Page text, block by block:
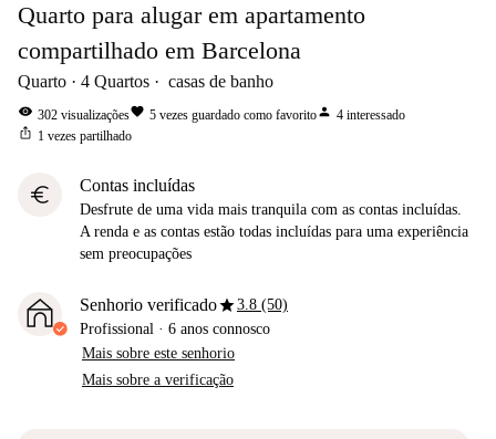
Quarto para alugar em apartamento
compartilhado em Barcelona
Quarto 4 Quartos casas de banho
visibility 302 visualizaçõesfavorite 5 vezes guardado como favoritoperson 4 interessado
ios_share 1 vezes partilhado
euro Contas incluídas
Desfrute de uma vida mais tranquila com as contas incluídas.
A renda e as contas estão todas incluídas para uma experiência
sem preocupações
Senhorio verificadostar3.8 (50)
Profissional · 6 anos connosco
Mais sobre este senhorio
Mais sobre a verificação